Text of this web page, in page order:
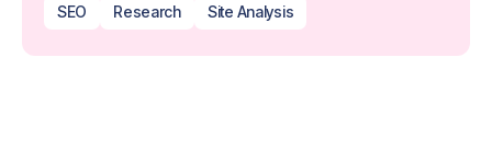
SEO Research Site Analysis